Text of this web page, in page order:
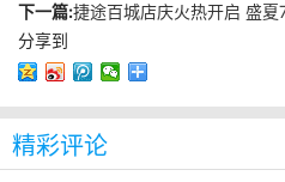
下一篇:捷途百城店庆火热开启 ​盛
分享到
精彩评论